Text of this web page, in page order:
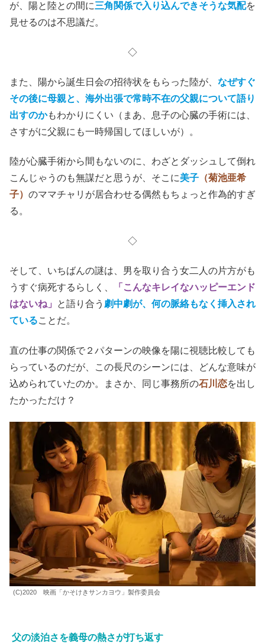
が、陽と陸との間に三角関係で入り込んできそうな気配を
見せるのは不思議だ。
◇
また、陽から誕生日会の招待状をもらった陸が、 なぜすぐ
その後に母親と、海外出張で常時不在の父親について語り
出すのかもわかりにくい（まあ、息子の心臓の手術には、
さすがに父親にも一時帰国してほしいが）。
陸が心臓手術から間もないのに、わざとダッシュして倒れ
こんじゃうのも無謀だと思うが、そこに美子 （菊池亜希
子） のママチャリが居合わせる偶然もちょっと作為的すぎ
る。
◇
そして、いちばんの謎は、男を取り合う女二人の片方がも
うすぐ病死するらしく、
「こんなキレイなハッピーエンド
はないね」
と語り合う 劇中劇が、何の脈絡もなく挿入され
ていることだ。
直の仕事の関係で２パターンの映像を陽に視聴比較しても
らっているのだが、この長尺のシーンには、どんな意味が
込められていたのか。
まさか、同じ事務所の石川恋を出し
たかっただけ？
(C)2020 映画「かそけきサンカヨウ」製作委員会
父の淡泊さを義母の熱さが打ち返す